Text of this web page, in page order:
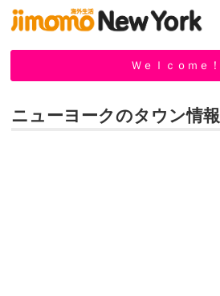
Ｗｅｌｃｏｍｅ！
ニューヨークのタウン情